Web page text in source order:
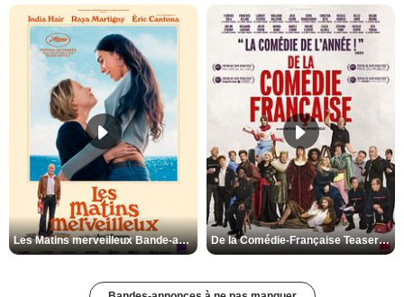
Les Matins merveilleux Bande-annonce VF De la Comédie-Française Teaser VF